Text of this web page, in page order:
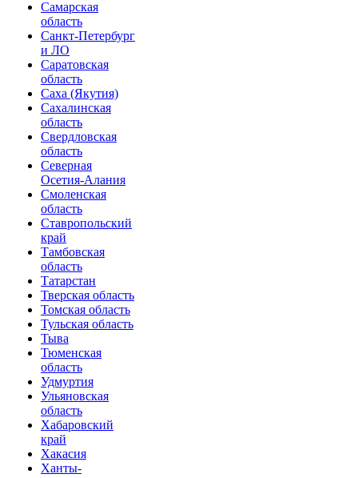
Самарская
область
Санкт-Петербург
и ЛО
Саратовская
область
Саха (Якутия)
Сахалинская
область
Свердловская
область
Северная
Осетия-Алания
Смоленская
область
Ставропольский
край
Тамбовская
область
Татарстан
Тверская область
Томская область
Тульская область
Тыва
Тюменская
область
Удмуртия
Ульяновская
область
Хабаровский
край
Хакасия
Ханты-